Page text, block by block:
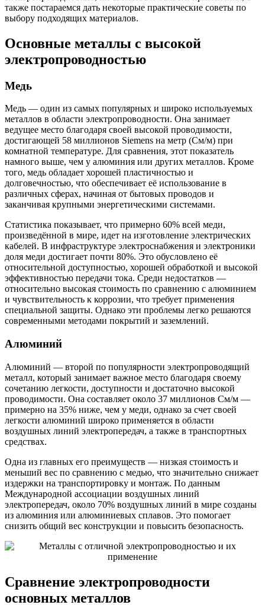
также постараемся дать некоторые практические советы по
выбору подходящих материалов.
Основные металлы с высокой
электропроводностью
Медь
Медь — один из самых популярных и широко используемых
металлов в области электропроводности. Она занимает
ведущее место благодаря своей высокой проводимости,
достигающей 58 миллионов Siemens на метр (См/м) при
комнатной температуре. Для сравнения, этот показатель
намного выше, чем у алюминия или других металлов. Кроме
того, медь обладает хорошей пластичностью и
долговечностью, что обеспечивает её использование в
различных сферах, начиная от бытовых проводов и
заканчивая крупными энергетическими системами.
Статистика показывает, что примерно 60% всей меди,
произведённой в мире, идет на изготовление электрических
кабелей. В инфраструктуре электроснабжения и электроники
доля меди достигает почти 80%. Это обусловлено её
относительной доступностью, хорошей обработкой и высокой
эффективностью передачи тока. Среди недостатков —
относительно высокая стоимость по сравнению с алюминием
и чувствительность к коррозии, что требует применения
специальной защиты. Однако эти проблемы легко решаются
современными методами покрытий и заземлений.
Алюминий
Алюминий — второй по популярности электропроводящий
металл, который занимает важное место благодаря своему
сочетанию легкости, доступности и достаточно высокой
проводимости. Она составляет около 37 миллионов См/м —
примерно на 35% ниже, чем у меди, однако за счет своей
легкости алюминий широко применяется в области
воздушных линий электропередач, а также в транспортных
средствах.
Одна из главных его преимуществ — низкая стоимость и
меньший вес по сравнению с медью, что значительно снижает
издержки на транспортировку и монтаж. По данным
Международной ассоциации воздушных линий
электропередач, около 70% воздушных линий в мире созданы
из алюминия или алюминиевых сплавов. Это помогает
снизить общий вес конструкции и повысить безопасность.
Сравнение электропроводности
основных металлов